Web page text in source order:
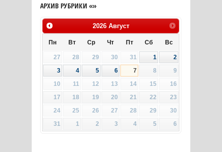
АРХИВ РУБРИКИ «»
2026 Август
Пн Вт Ср Чт Пт Сб Вс
27 28 29 30 31 1
2
3
4 5 6 7 8
9
10
11 12 13 14 15
16
17
18 19 20 21 22
23
24
25 26 27 28 29
30
31
1 2 3 4 5 6